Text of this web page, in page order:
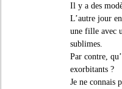
Il y a des
L’autre jour
une fille avec
sublimes.
Par contre,
exorbitants ?
Je ne connais